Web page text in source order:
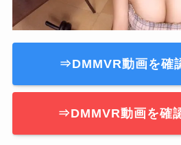
⇒DMMVR動画を確
⇒DMMVR動画を確